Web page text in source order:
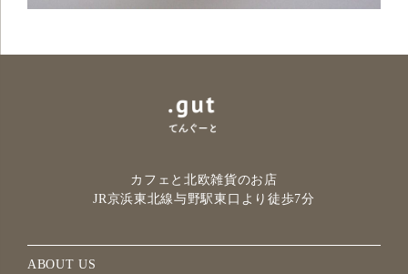
カフェと北欧雑貨のお店
JR京浜東北線与野駅東口より徒歩7分
ABOUT US